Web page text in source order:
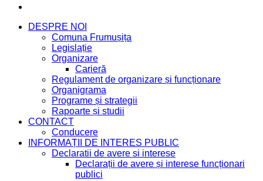
DESPRE NOI
Comuna Frumușița
Legislație
Organizare
Carieră
Regulament de organizare și funcționare
Organigrama
Programe și strategii
Rapoarte și studii
CONTACT
Conducere
INFORMAȚII DE INTERES PUBLIC
Declaratii de avere si interese
Declarații de avere și interese funcționari
publici